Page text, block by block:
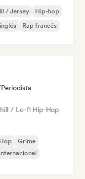
/ Jersey
Hip-hop
Rap francés
/ Lo-fi Hip-Hop
Grime